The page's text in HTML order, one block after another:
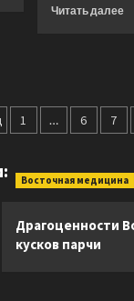
Читать далее
и
1 … 6 7
Восточная медицина
Драгоценности
кусков парчи